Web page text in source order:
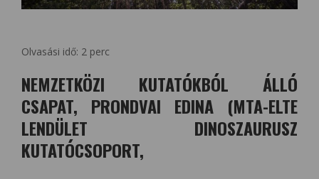
Olvasási idő: 2 perc
NEMZETKÖZI KUTATÓKBÓL ÁLLÓ
CSAPAT, PRONDVAI EDINA (MTA-ELTE
LENDÜLET DINOSZAURUSZ
KUTATÓCSOPORT,